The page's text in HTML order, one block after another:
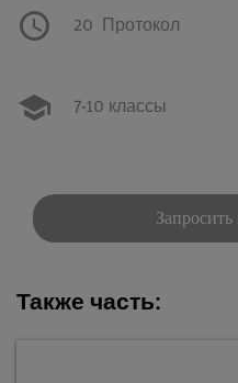
20 Протокол
7-10 классы
Также часть: